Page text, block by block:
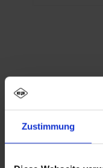
Zustimmung
Spind Evolo
Korpus aus
hochwertiger